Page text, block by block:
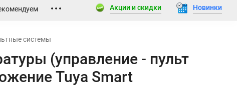
Акции и скидки Новинки
системы
(управление - пульт
Tuya Smart